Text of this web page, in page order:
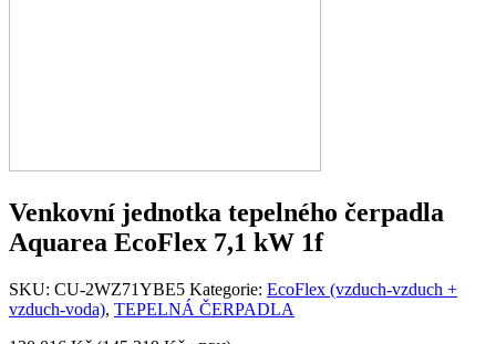
Venkovní jednotka tepelného čerpadla
Aquarea EcoFlex 7,1 kW 1f
SKU: CU-2WZ71YBE5 Kategorie: EcoFlex (vzduch-vzduch +
vzduch-voda), TEPELNÁ ČERPADLA